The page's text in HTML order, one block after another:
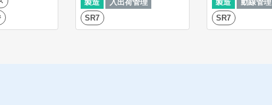
製造
入出荷管理
SR7
製造
動線管理
SR7